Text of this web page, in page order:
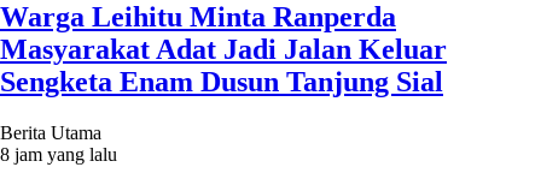
Warga Leihitu Minta Ranperda
Masyarakat Adat Jadi Jalan Keluar
Sengketa Enam Dusun Tanjung Sial
Berita Utama
8 jam yang lalu